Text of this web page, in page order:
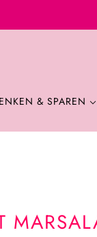
& SPAREN